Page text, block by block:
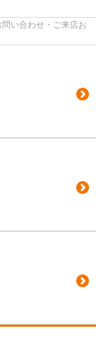
い合わせ・ご来店お